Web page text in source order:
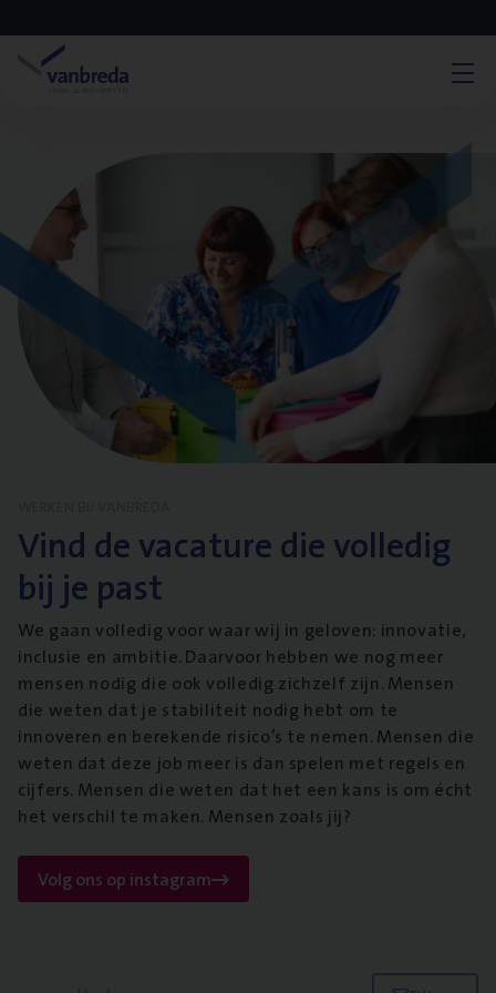
Vind de vacature die volledig
bij je past
We gaan volledig voor waar wij in geloven: innovatie,
inclusie en ambitie. Daarvoor hebben we nog meer
mensen nodig die ook volledig zichzelf zijn. Mensen
die weten dat je stabiliteit nodig hebt om te
innoveren en berekende risico’s te nemen. Mensen die
weten dat deze job meer is dan spelen met regels en
cijfers. Mensen die weten dat het een kans is om écht
het verschil te maken. Mensen zoals jij?
Volg ons op instagram